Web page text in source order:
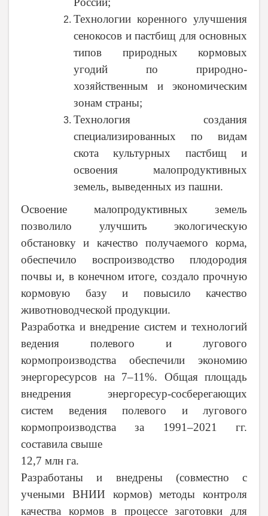
Технологии коренного улучшения
сенокосов и пастбищ для основных
типов природных кормовых
угодий по природно-
хозяйственным и экономическим
зонам страны;
Технология создания
специализированных по видам
скота культурных пастбищ и
освоения малопродуктивных
земель, выведенных из пашни.
Освоение малопродуктивных земель
позволило улучшить экологическую
обстановку и качество получаемого корма,
обеспечило воспроизводство плодородия
почвы и, в конечном итоге, создало прочную
кормовую базу и повысило качество
животноводческой продукции.
Разработка и внедрение систем и технологий
ведения полевого и лугового
кормопроизводства обеспечили экономию
энергоресурсов на 7–11%. Общая площадь
внедрения энергоресур-сосберегающих
систем ведения полевого и лугового
кормопроизводства за 1991–2021 гг.
составила свыше
12,7 млн га.
Разработаны и внедрены (совместно с
учеными ВНИИ кормов) методы контроля
качества кормов в процессе заготовки для